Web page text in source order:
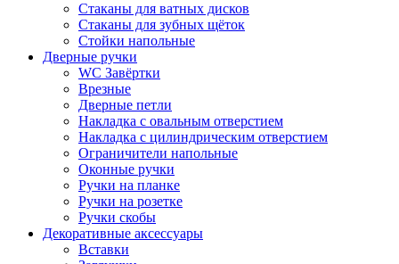
Стаканы для ватных дисков
Стаканы для зубных щёток
Стойки напольные
Дверные ручки
WC Завёртки
Врезные
Дверные петли
Накладка с овальным отверстием
Накладка с цилиндрическим отверстием
Ограничители напольные
Оконные ручки
Ручки на планке
Ручки на розетке
Ручки скобы
Декоративные аксессуары
Вставки